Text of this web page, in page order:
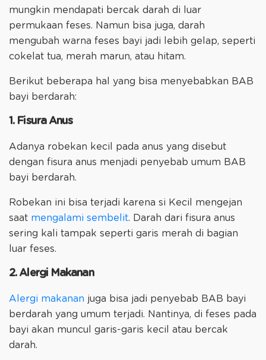
mungkin mendapati bercak darah di luar
permukaan feses. Namun bisa juga, darah
mengubah warna feses bayi jadi lebih gelap, seperti
cokelat tua, merah marun, atau hitam.
Berikut beberapa hal yang bisa menyebabkan BAB
bayi berdarah:
1. Fisura Anus
Adanya robekan kecil pada anus yang disebut
dengan fisura anus menjadi penyebab umum BAB
bayi berdarah.
Robekan ini bisa terjadi karena si Kecil mengejan
saat mengalami sembelit. Darah dari fisura anus
sering kali tampak seperti garis merah di bagian
luar feses.
2. Alergi Makanan
Alergi makanan juga bisa jadi penyebab BAB bayi
berdarah yang umum terjadi. Nantinya, di feses pada
bayi akan muncul garis-garis kecil atau bercak
darah.